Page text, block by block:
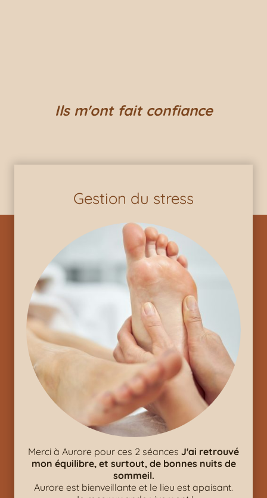
Ils m'ont fait confiance
Gestion du stress
Merci à Aurore pour ces 2 séances J'ai retrouvé
mon équilibre, et surtout, de bonnes nuits de
sommeil.
Aurore est bienveillante et le lieu est apaisant.